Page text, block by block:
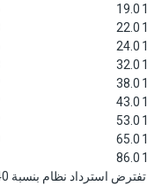
19.0
22.0
24.0
32.0
38.0
43.0
53.0
65.0
86.0